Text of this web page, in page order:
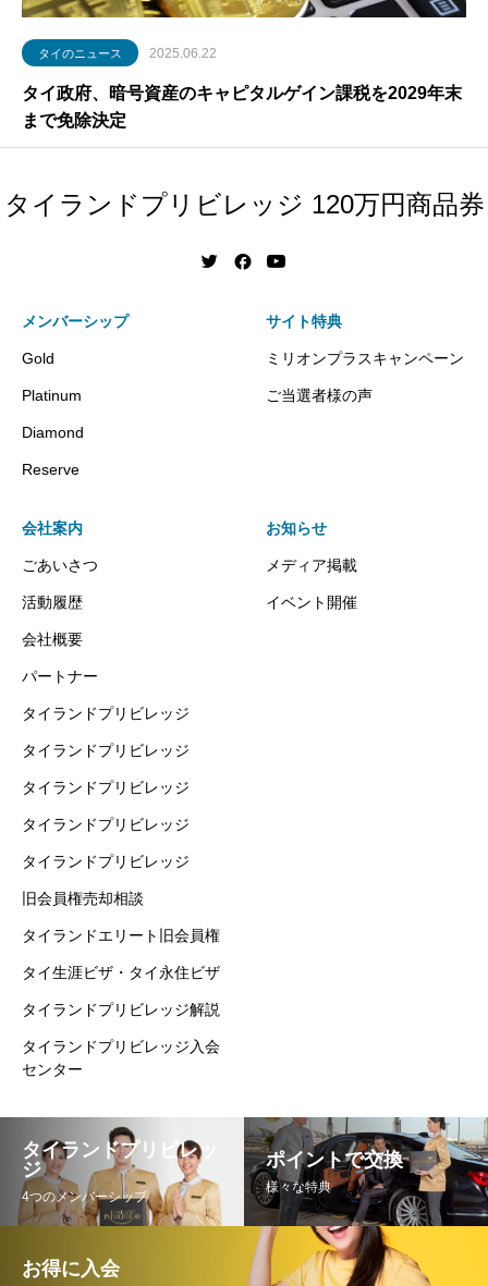
タイのニュース 2025.06.22
タイ政府、暗号資産のキャピタルゲイン課税を2029年末
まで免除決定
タイランドプリビレッジ 120万円商品券
メンバーシップ
Gold
Platinum
Diamond
Reserve
サイト特典
ミリオンプラスキャンペーン
ご当選者様の声
会社案内
ごあいさつ
活動履歴
会社概要
パートナー
タイランドプリビレッジ
タイランドプリビレッジ
タイランドプリビレッジ
タイランドプリビレッジ
タイランドプリビレッジ
旧会員権売却相談
タイランドエリート旧会員権
タイ生涯ビザ・タイ永住ビザ
タイランドプリビレッジ解説
タイランドプリビレッジ入会
センター
お知らせ
メディア掲載
イベント開催
タイランドプリビレッ
ジ
4つのメンバーシップ
ポイントで交換
様々な特典
お得に入会